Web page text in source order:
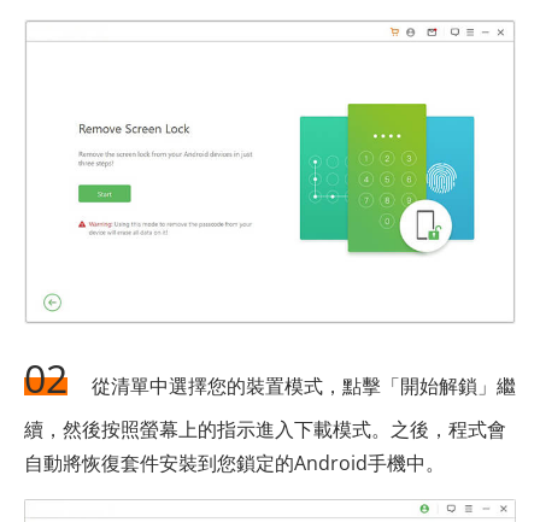
02
從清單中選擇您的裝置模式，點擊「開始解鎖」繼
續，然後按照螢幕上的指示進入下載模式。之後，程式會
自動將恢復套件安裝到您鎖定的Android手機中。